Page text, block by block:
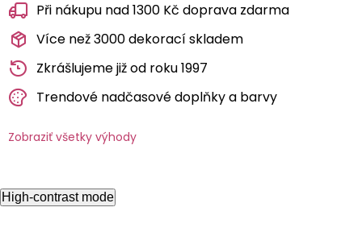
Při nákupu nad 1300 Kč doprava zdarma
Více než 3000 dekorací skladem
Zkrášlujeme již od roku 1997
Trendové nadčasové doplňky a barvy
Zobraziť všetky výhody
High-contrast mode